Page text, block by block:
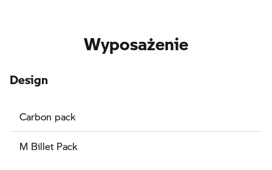
Wyposażenie
Design
Carbon pack
M Billet Pack